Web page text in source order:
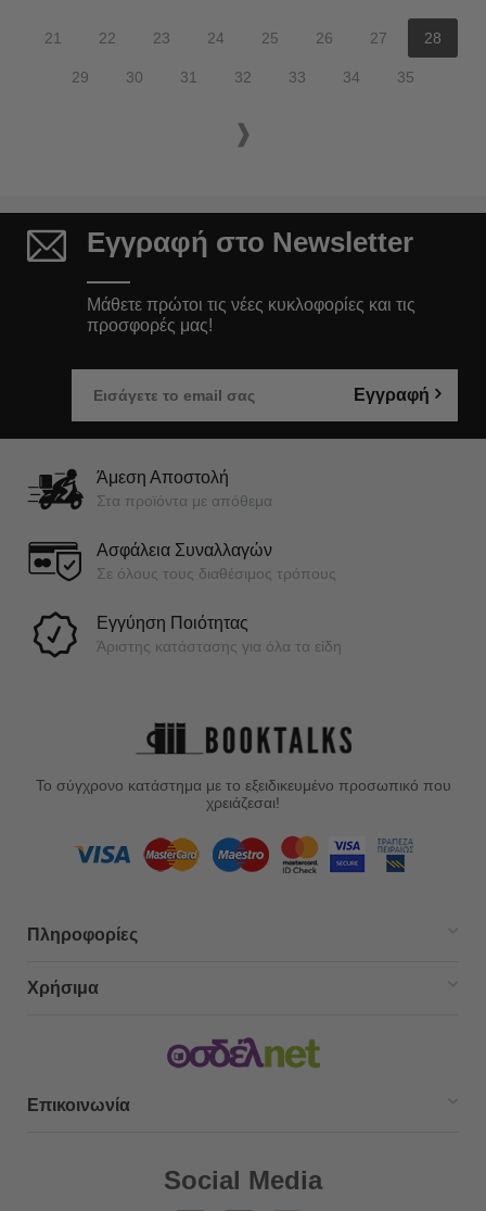
21 22 23 24 25 26 27 28
29 30 31 32 33 34 35
Εγγραφή στο Newsletter
Μάθετε πρώτοι τις νέες κυκλοφορίες και τις
προσφορές μας!
Εγγραφή
Άμεση Αποστολή
Στα προϊόντα με απόθεμα
Ασφάλεια Συναλλαγών
Σε όλους τους διαθέσιμος τρόπους
Εγγύηση Ποιότητας
Άριστης κατάστασης για όλα τα είδη
Το σύγχρονο κατάστημα με το εξειδικευμένο προσωπικό που
χρειάζεσαι!
Πληροφορίες
Χρήσιμα
Επικοινωνία
Social Media